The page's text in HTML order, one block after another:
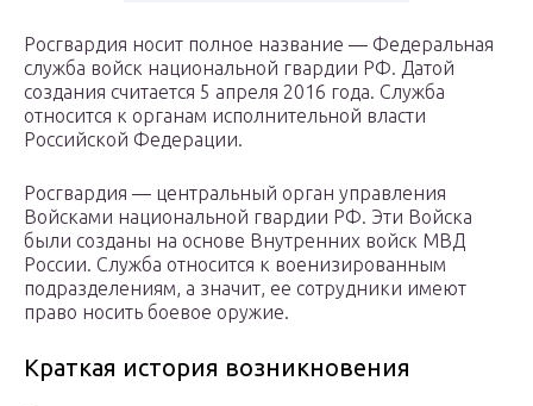
Росгвардия носит полное название — Федеральная
служба войск национальной гвардии РФ. Датой
создания считается 5 апреля 2016 года. Служба
относится к органам исполнительной власти
Российской Федерации.
Росгвардия — центральный орган управления
Войсками национальной гвардии РФ. Эти Войска
были созданы на основе Внутренних войск МВД
России. Служба относится к военизированным
подразделениям, а значит, ее сотрудники имеют
право носить боевое оружие.
Краткая история возникновения